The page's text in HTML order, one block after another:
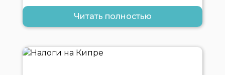
Читать полностью